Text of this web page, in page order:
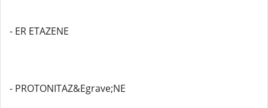
- ER ETAZENE
- PROTONITAZ&Egrave;NE